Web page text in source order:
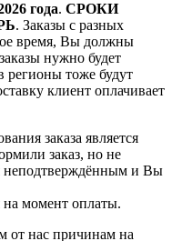
года. СРОКИ
. Заказы с разных
время, Вы должны
нужно будет
регионы тоже будут
клиент оплачивает
заказа является
заказ, но не
неподтверждённым и Вы
на момент оплаты.
от нас причинам на